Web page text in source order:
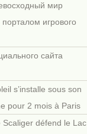
мир
игрового
сайта
s’installe sous son
pour 2 mois à Paris
défend le Lac